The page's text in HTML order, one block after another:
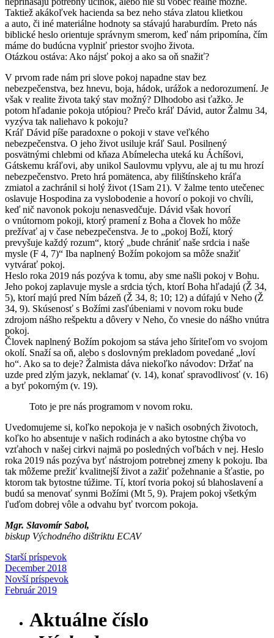
Taktiež akákoľvek hacienda sa bez neho stáva zlatou klietkou
a auto, či iné materiálne hodnoty sa stávajú haraburdím. Preto nás
biblické heslo orientuje správnym smerom, keď nám pripomína, čím
máme do budúcna vyplniť priestor svojho života.
Otázkou ostáva: Ako nájsť pokoj a ako sa oň snažiť?
V prvom rade nám pri slove pokoj napadne stav bez
nebezpečenstva, bez hnevu, boja, hádok, urážok a nedorozumení. Je
však v realite života taký stav možný? Dlhodobo asi ťažko. Je
potom hľadanie pokoja utópiou? Prečo kráľ Dávid, autor Žalmu 34,
vyzýva tak naliehavo k pokoju?
Kráľ Dávid píše paradoxne o pokoji v stave veľkého
nebezpečenstva. O jeho život usiluje kráľ Saul. Posilnený
posvätnými chlebmi od kňaza Abímelecha uteká ku Áchíšovi,
Gátskemu kráľovi, aby unikol Saulovmu vplyvu, ale aj tu mu hrozí
nebezpečenstvo. Preto hrá pomätenca, aby filištínskeho kráľa
zmiatol a zachránil si holý život (1Sam 21). V žalme tento utečenec
oslavuje Hospodina za vyslobodenie a hovorí o pokoji vo chvíli,
keď nič navonok pokoju nenasvedčuje. Dávid však hovorí
o vnútornom pokoji, ktorý pramení z Boha a človek ho môže
prežívať aj v čase nebezpečenstva. Je to „pokoj Boží, ktorý
prevyšuje každý rozum“, ktorý „bude chrániť naše srdcia i naše
mysle (F 4, 7)“ Iba naplnený Božím pokojom sa môže snažiť
vytvárať pokoj.
Heslo roka 2019 nás pozýva k tomu, aby sme našli pokoj v Bohu.
Jeho pokoj zaplavuje mysle a srdcia tých, ktorí Boha hľadajú (Ž 34,
5), ktorí majú pred Ním bázeň (Ž 34, 8; 10; 12) a dúfajú v Neho (Ž
34, 9). Skúsenosť s Božími zasľúbeniami v novom roku bude
zdrojom nášho rešpektu a dôvery v Neho, čo vnesie do nášho vnútra
pokoj.
Človek naplnený Božím pokojom sa stáva jeho šíriteľom vo svojom
okolí. Snaží sa oň, alebo s doslovným prekladom povedané „loví
ho“. Ako sa to deje? Žalmista dáva niekoľko návodov: Držať na
uzde pred zlým jazyk, neklamať (v. 14), konať spravodlivosť (v. 16)
a byť pokorným (v. 19).
Toto je pre nás programom v novom roku.
Uvedomujeme si, koľko nepokoja je v našich osobných životoch,
koľko ho absentuje v našich rodinách a ako bytostne chýba vo
vzťahoch v našej cirkvi najmä po posledných voľbách v nej. Heslo
roka 2019 nás pozýva byť nástrojom potrebnej zmeny k pokoju. Iba
tak môžeme prežiť kvalitnejší život a zažiť požehnanie a šťastie, po
ktorom tak bytostne túžime. Tí, ktorí tvoria pokoj sú blahoslavení a
budú sa menovať synmi Božími (Mt 5, 9). Prajem pokoj všetkým
ľuďom dobrej vôle a odvahu byť tvorcom pokoja.
Mgr. Slavomír Sabol,
biskup Východného dištriktu ECAV
Starší príspevok
December 2018
Novší príspevok
Február 2019
Aktuálne číslo